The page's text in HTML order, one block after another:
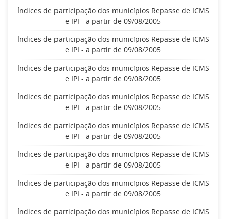
Índices de participação dos municípios Repasse de ICMS
e IPI - a partir de 09/08/2005
Índices de participação dos municípios Repasse de ICMS
e IPI - a partir de 09/08/2005
Índices de participação dos municípios Repasse de ICMS
e IPI - a partir de 09/08/2005
Índices de participação dos municípios Repasse de ICMS
e IPI - a partir de 09/08/2005
Índices de participação dos municípios Repasse de ICMS
e IPI - a partir de 09/08/2005
Índices de participação dos municípios Repasse de ICMS
e IPI - a partir de 09/08/2005
Índices de participação dos municípios Repasse de ICMS
e IPI - a partir de 09/08/2005
Índices de participação dos municípios Repasse de ICMS